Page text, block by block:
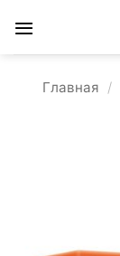
content
Главная /